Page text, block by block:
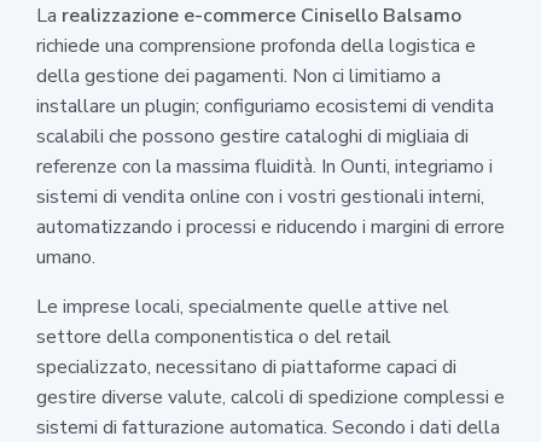
La realizzazione e-commerce Cinisello Balsamo
richiede una comprensione profonda della logistica e
della gestione dei pagamenti. Non ci limitiamo a
installare un plugin; configuriamo ecosistemi di vendita
scalabili che possono gestire cataloghi di migliaia di
referenze con la massima fluidità. In Ounti, integriamo i
sistemi di vendita online con i vostri gestionali interni,
automatizzando i processi e riducendo i margini di errore
umano.
Le imprese locali, specialmente quelle attive nel
settore della componentistica o del retail
specializzato, necessitano di piattaforme capaci di
gestire diverse valute, calcoli di spedizione complessi e
sistemi di fatturazione automatica. Secondo i dati della